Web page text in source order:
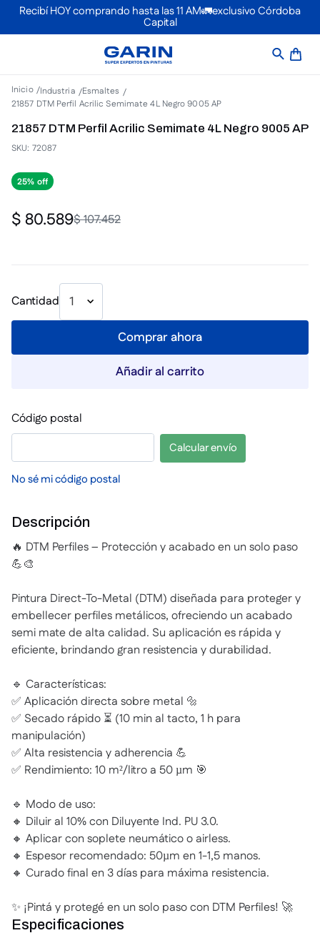
Recibí HOY comprando hasta las 11 AM🚛exclusivo Córdoba
Capital
Industria Esmaltes
21857 DTM Perfil Acrilic Semimate 4L Negro 9005 AP
21857 DTM Perfil Acrilic Semimate 4L Negro 9005 AP
SKU: 72087
25%
$107.452
$80.589
Cantidad 1
Comprar ahora
Añadir al carrito
Código postal
No sé mi código postal
Calcular envío
Descripción
🔥 DTM Perfiles – Protección y acabado en un solo paso
💪🎨
Pintura Direct-To-Metal (DTM) diseñada para proteger y
embellecer perfiles metálicos, ofreciendo un acabado
semi mate de alta calidad. Su aplicación es rápida y
eficiente, brindando gran resistencia y durabilidad.
🔹 Características:
✅ Aplicación directa sobre metal 🔩
✅ Secado rápido ⏳ (10 min al tacto, 1 h para
manipulación)
✅ Alta resistencia y adherencia 💪
✅ Rendimiento: 10 m²/litro a 50 µm 🎯
🔹 Modo de uso:
🔸 Diluir al 10% con Diluyente Ind. PU 3.0.
🔸 Aplicar con soplete neumático o airless.
🔸 Espesor recomendado: 50µm en 1-1,5 manos.
🔸 Curado final en 3 días para máxima resistencia.
✨ ¡Pintá y protegé en un solo paso con DTM Perfiles! 🚀
Especificaciones